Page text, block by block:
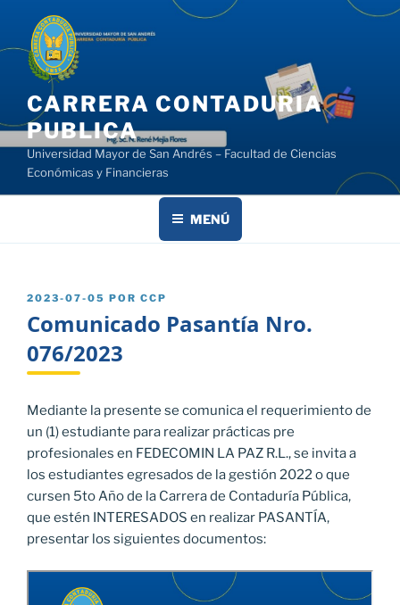
contenido
CARRERA CONTADURIA
PUBLICA
Universidad Mayor de San Andrés – Facultad de Ciencias
Económicas y Financieras
MENÚ
PUBLICADO
2023-07-05 POR CCP
Comunicado Pasantía Nro.
076/2023
Mediante la presente se comunica el requerimiento de
un (1) estudiante para realizar prácticas pre
profesionales en FEDECOMIN LA PAZ R.L., se invita a
los estudiantes egresados de la gestión 2022 o que
cursen 5to Año de la Carrera de Contaduría Pública,
que estén INTERESADOS en realizar PASANTÍA,
presentar los siguientes documentos: